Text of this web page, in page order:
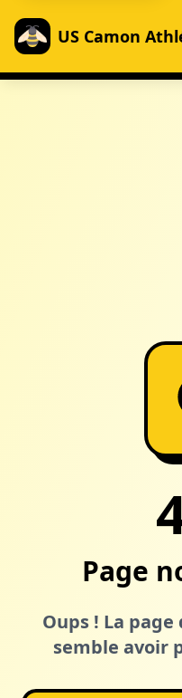
US Camon
Page
Oups ! La
semble avoir